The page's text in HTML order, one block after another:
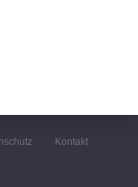
Kontakt